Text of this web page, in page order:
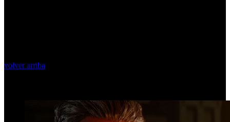
volver arriba